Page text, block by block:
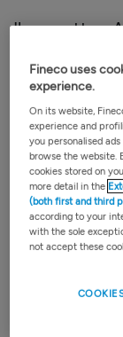
Il progetto
diversi
ha lo scopo
accogliere
anni, esclusi
progetto
l’attuale
difficile
spostamenti
obiettivo
della lingua
Fineco uses
experience.
On its website,
experience and
you personalised
browse the website.
cookies stored on
more detail in the
(both first and third
according to your
with the sole
not accept these